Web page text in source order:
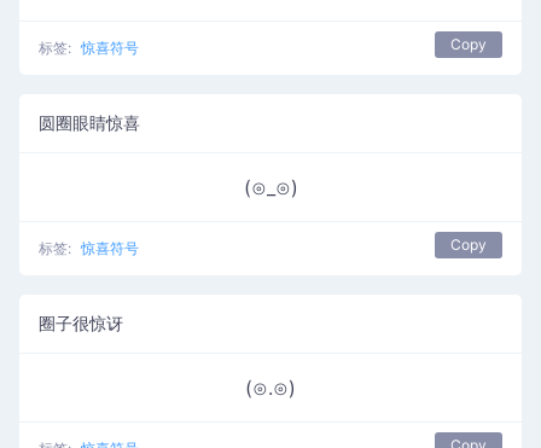
标签: 惊喜符号 Copy
圆圈眼睛惊喜
(⊙_⊙)
标签: 惊喜符号 Copy
圈子很惊讶
(⊙.⊙)